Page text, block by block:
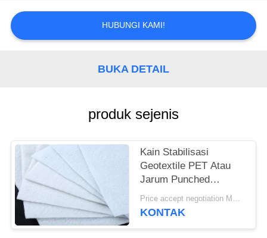
PENAWARANHUBUNGI KAMI!
BUKA DETAIL
produk sejenis
Kain Stabilisasi
Geotextile PET Atau
Jarum Punched
Geotextile White Anti-
Aging
Price accept negotiation MOQ:1sqm
KONTAK